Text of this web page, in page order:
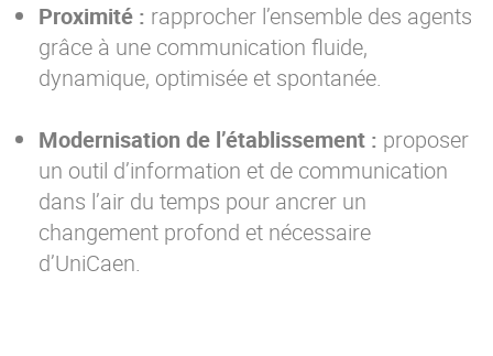
Proximité : rapprocher l’ensemble des agents
grâce à une communication fluide,
dynamique, optimisée et spontanée.
Modernisation de l’établissement : proposer
un outil d’information et de communication
dans l’air du temps pour ancrer un
changement profond et nécessaire
d’UniCaen.